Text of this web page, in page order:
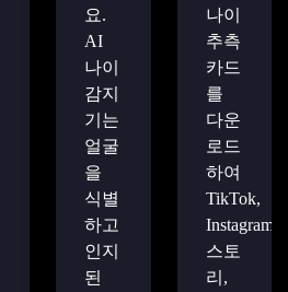
요.
AI
나이
감지
기는
얼굴
을
식별
하고
인지
된
나이
추측
카드
를
다운
로드
하여
TikTok,
Instagram,
스토
리,